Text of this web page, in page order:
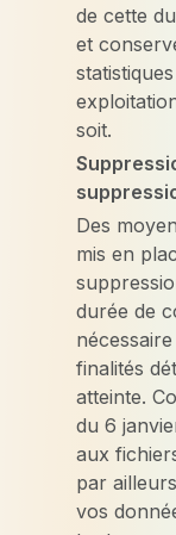
de cette
et
soit.
Des
mis en
durée de
finalités
atteinte.
du 6
aux
par
vos